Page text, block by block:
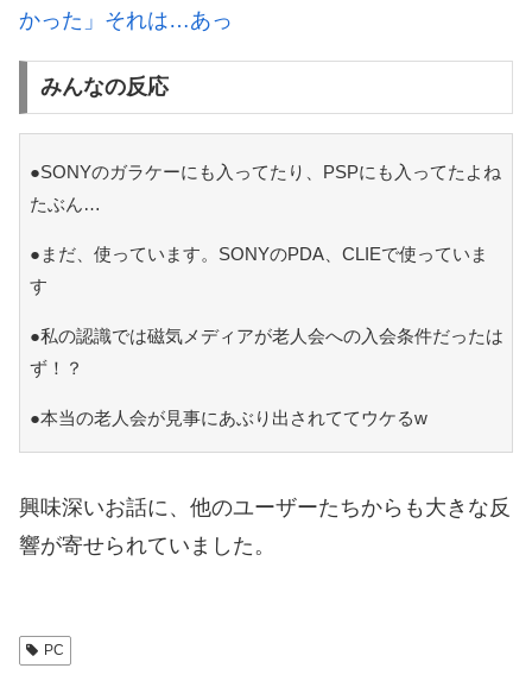
かった」それは…あっ
みんなの反応
●SONYのガラケーにも入ってたり、PSPにも入ってたよね
たぶん…
●まだ、使っています。SONYのPDA、CLIEで使っていま
す
●私の認識では磁気メディアが老人会への入会条件だったは
ず！？
●本当の老人会が見事にあぶり出されててウケるw
興味深いお話に、他のユーザーたちからも大きな反
響が寄せられていました。
PC